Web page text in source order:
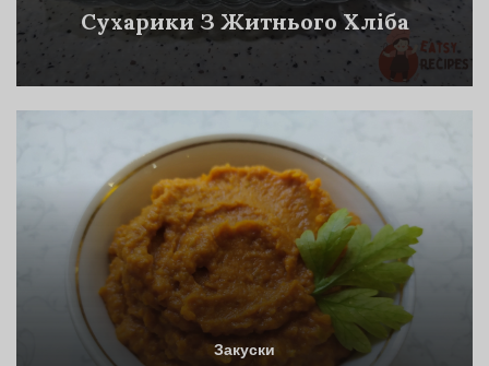
Сухарики З Житнього Хліба
Закуски